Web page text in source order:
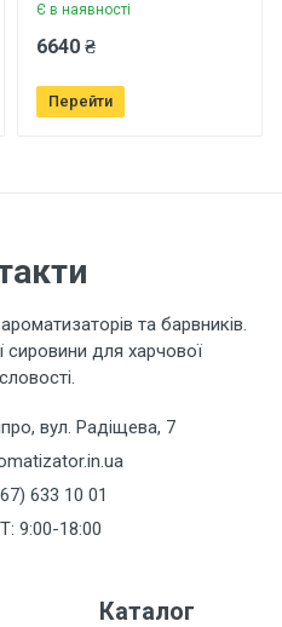
Є в наявності
6640 ₴
Перейти
та барвників.
сировини для харчової
вул. Радіщева, 7
633 10 01
9:00-18:00
Каталог